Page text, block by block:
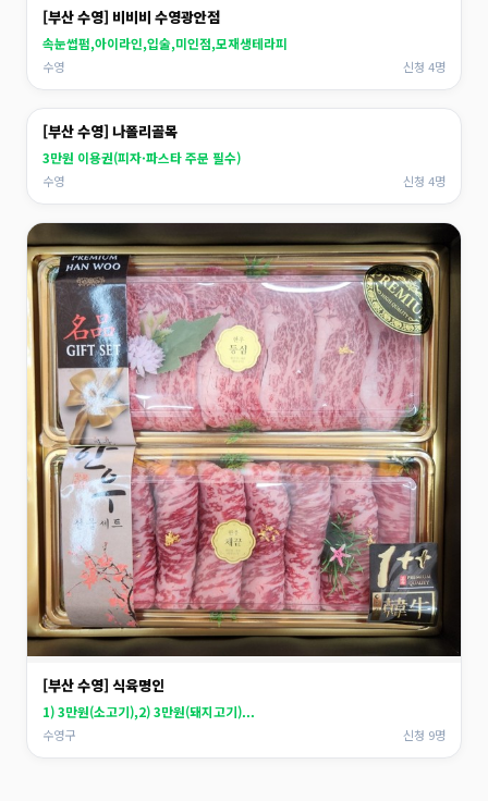
[부산 수영] 비비비 수영광안점
속눈썹펌,아이라인,입술,미인점,모재생테라피
수영 신청 4명
[부산 수영] 나폴리골목
3만원 이용권(피자·파스타 주문 필수)
수영 신청 4명
[부산 수영] 식육명인
1) 3만원(소고기),2) 3만원(돼지고기)...
수영구 신청 9명